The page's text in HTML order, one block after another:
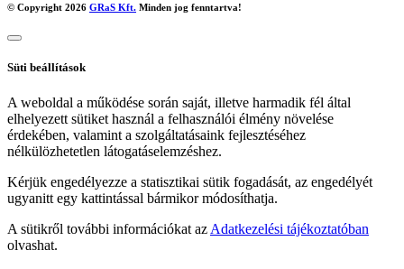
© Copyright 2026 GRaS Kft. Minden jog fenntartva!
Süti beállítások
A weboldal a működése során saját, illetve harmadik fél által
elhelyezett sütiket használ a felhasználói élmény növelése
érdekében, valamint a szolgáltatásaink fejlesztéséhez
nélkülözhetetlen látogatáselemzéshez.
Kérjük engedélyezze a statisztikai sütik fogadását, az engedélyét
ugyanitt egy kattintással bármikor módosíthatja.
A sütikről további információkat az Adatkezelési tájékoztatóban
olvashat.